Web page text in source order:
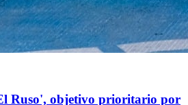
Ruso', objetivo prioritario por